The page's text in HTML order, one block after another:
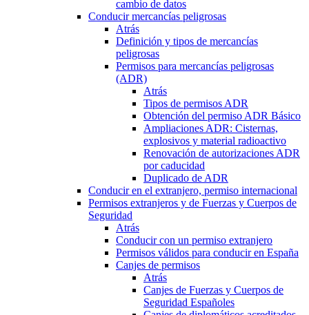
cambio de datos
Conducir mercancías peligrosas
Atrás
Definición y tipos de mercancías
peligrosas
Permisos para mercancías peligrosas
(ADR)
Atrás
Tipos de permisos ADR
Obtención del permiso ADR Básico
Ampliaciones ADR: Cisternas,
explosivos y material radioactivo
Renovación de autorizaciones ADR
por caducidad
Duplicado de ADR
Conducir en el extranjero, permiso internacional
Permisos extranjeros y de Fuerzas y Cuerpos de
Seguridad
Atrás
Conducir con un permiso extranjero
Permisos válidos para conducir en España
Canjes de permisos
Atrás
Canjes de Fuerzas y Cuerpos de
Seguridad Españoles